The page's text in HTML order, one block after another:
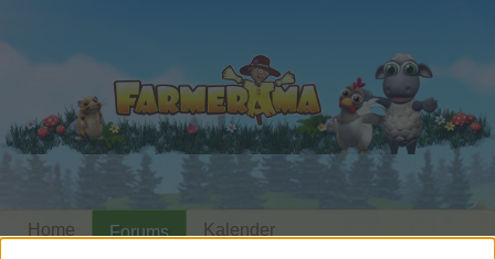
Home Forums Kalender